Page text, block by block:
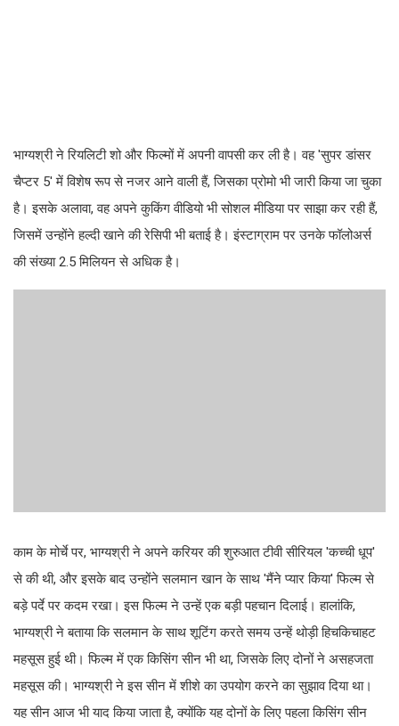
भाग्यश्री ने रियलिटी शो और फिल्मों में अपनी वापसी कर ली है। वह 'सुपर डांसर
चैप्टर 5' में विशेष रूप से नजर आने वाली हैं, जिसका प्रोमो भी जारी किया जा चुका
है। इसके अलावा, वह अपने कुकिंग वीडियो भी सोशल मीडिया पर साझा कर रही हैं,
जिसमें उन्होंने हल्दी खाने की रेसिपी भी बताई है। इंस्टाग्राम पर उनके फॉलोअर्स
की संख्या 2.5 मिलियन से अधिक है।
काम के मोर्चे पर, भाग्यश्री ने अपने करियर की शुरुआत टीवी सीरियल 'कच्ची धूप'
से की थी, और इसके बाद उन्होंने सलमान खान के साथ 'मैंने प्यार किया' फिल्म से
बड़े पर्दे पर कदम रखा। इस फिल्म ने उन्हें एक बड़ी पहचान दिलाई। हालांकि,
भाग्यश्री ने बताया कि सलमान के साथ शूटिंग करते समय उन्हें थोड़ी हिचकिचाहट
महसूस हुई थी। फिल्म में एक किसिंग सीन भी था, जिसके लिए दोनों ने असहजता
महसूस की। भाग्यश्री ने इस सीन में शीशे का उपयोग करने का सुझाव दिया था।
यह सीन आज भी याद किया जाता है, क्योंकि यह दोनों के लिए पहला किसिंग सीन